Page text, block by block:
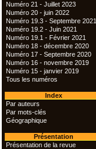
Numéro 21 - Juillet 2023
Numéro 20 - juin 2022
Numéro 19.3 - Septembre 2021
Numéro 19.2 - Juin 2021
Numéro 19.1 - Février 2021
Numéro 18 - décembre 2020
Numéro 17 - Septembre 2020
Numéro 16 - novembre 2019
Numéro 15 - janvier 2019
Tous les numéros
Index
Par auteurs
Par mots-clés
Géographique
Présentation
Présentation de la revue